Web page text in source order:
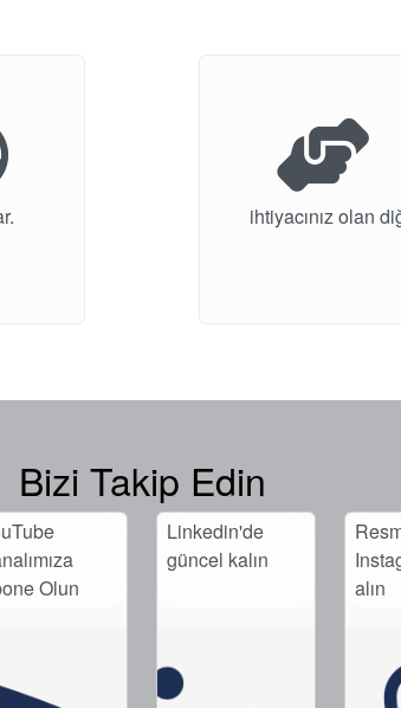
ihtiyacınız olan
Bizi Takip Edin
Olun
Linkedin'de
güncel kalın
alın